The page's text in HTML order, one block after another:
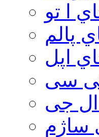
ا تو
پالم
اپل
سی
جی
ساژم